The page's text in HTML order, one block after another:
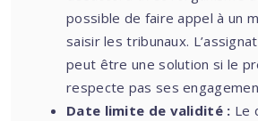
possible de faire appel à un
saisir les tribunaux.
peut être une solution si le
respecte pas ses
Date limite de validité : Le